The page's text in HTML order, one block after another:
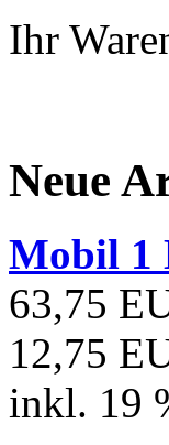
Ihr
Neue
Mobil 1
63,75
12,75
inkl. 19